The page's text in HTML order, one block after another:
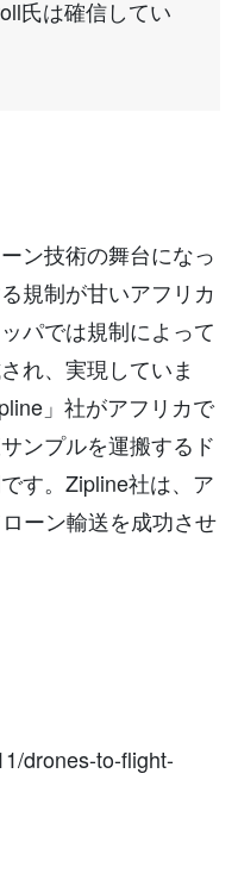
氏は確信してい
ン技術の舞台になっ
規制が甘いアフリカ
パでは規制によって
れ、実現していま
」社がアフリカで
ンプルを運搬するド
す。Zipline社は、ア
ーン輸送を成功させ
drones-to-flight-